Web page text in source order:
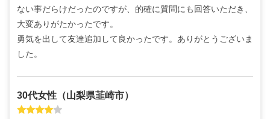
ない事だらけだったのですが、的確に質問にも回答いただき、
大変ありがたかったです。
勇気を出して友達追加して良かったです。ありがとうございま
した。
30代女性 （山梨県韮崎市）